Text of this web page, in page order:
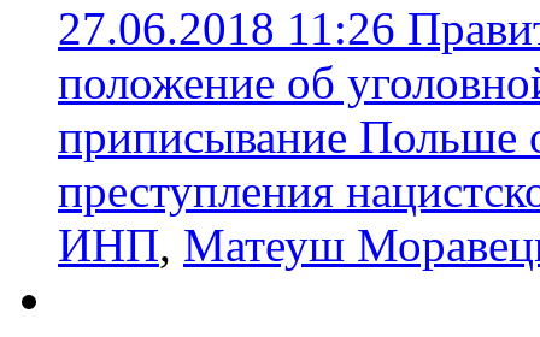
27.06.2018 11:26
положение об
приписывание Польше
преступления
ИНП, Матеуш